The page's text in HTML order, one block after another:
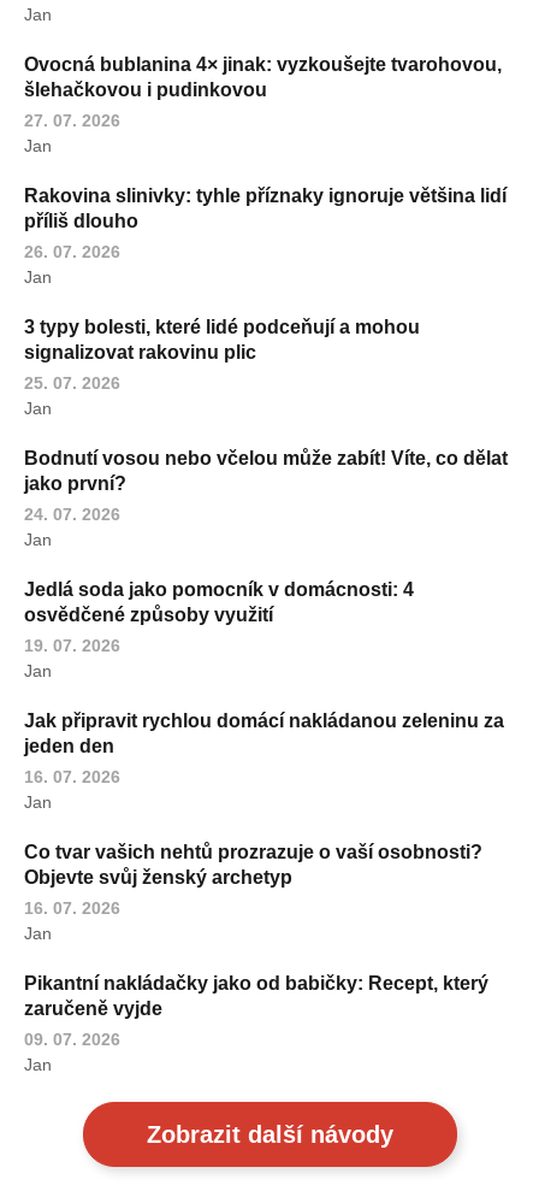
Jan
Ovocná bublanina 4× jinak: vyzkoušejte tvarohovou,
šlehačkovou i pudinkovou
27. 07. 2026
Jan
Rakovina slinivky: tyhle příznaky ignoruje většina lidí
příliš dlouho
26. 07. 2026
Jan
3 typy bolesti, které lidé podceňují a mohou
signalizovat rakovinu plic
25. 07. 2026
Jan
Bodnutí vosou nebo včelou může zabít! Víte, co dělat
jako první?
24. 07. 2026
Jan
Jedlá soda jako pomocník v domácnosti: 4
osvědčené způsoby využití
19. 07. 2026
Jan
Jak připravit rychlou domácí nakládanou zeleninu za
jeden den
16. 07. 2026
Jan
Co tvar vašich nehtů prozrazuje o vaší osobnosti?
Objevte svůj ženský archetyp
16. 07. 2026
Jan
Pikantní nakládačky jako od babičky: Recept, který
zaručeně vyjde
09. 07. 2026
Jan
Zobrazit další návody